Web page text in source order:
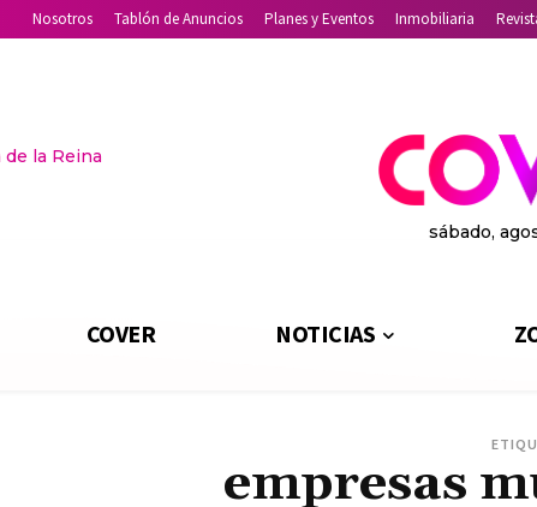
Nosotros Tablón de Anuncios Planes y Eventos Inmobiliaria
de la Reina
sábado,
COVER NOTICIAS
empresas